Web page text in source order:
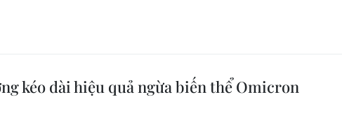
kéo dài hiệu quả ngừa biến thể Omicron